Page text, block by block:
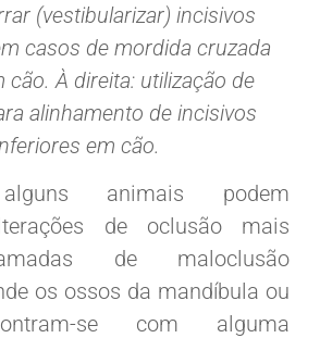
(vestibularizar) incisivos
casos de mordida cruzada
cão. À direita: utilização de
alinhamento de incisivos
em cão.
alguns animais podem
de oclusão mais
de maloclusão
os ossos da mandíbula ou
se com alguma